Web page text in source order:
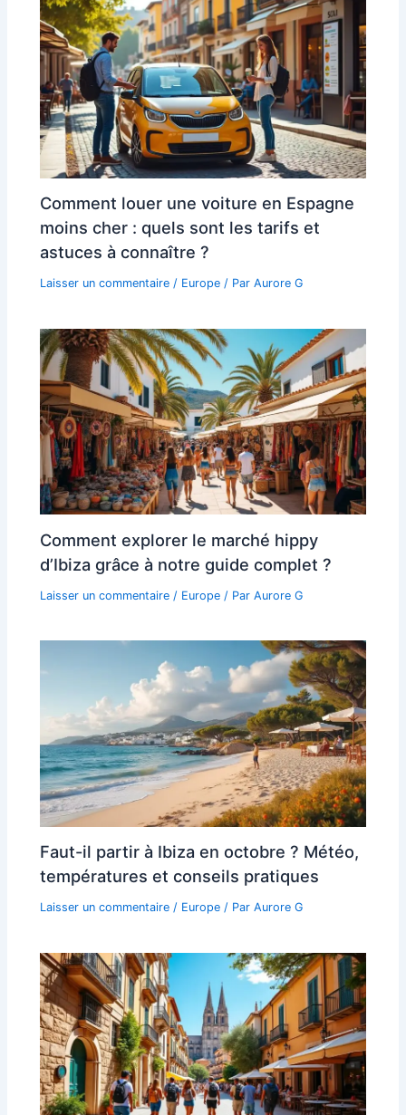
Comment louer une voiture en Espagne
moins cher : quels sont les tarifs et
astuces à connaître ?
Laisser un commentaire / Europe / ParAurore G
Comment explorer le marché hippy
d’Ibiza grâce à notre guide complet ?
Laisser un commentaire / Europe / ParAurore G
Faut-il partir à Ibiza en octobre ? Météo,
températures et conseils pratiques
Laisser un commentaire / Europe / ParAurore G